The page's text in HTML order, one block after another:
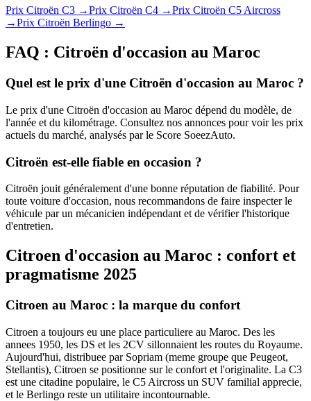
Prix Citroën C3 →Prix Citroën C4 →Prix Citroën C5 Aircross
→Prix Citroën Berlingo →
FAQ : Citroën d'occasion au Maroc
Quel est le prix d'une Citroën d'occasion au Maroc ?
Le prix d'une Citroën d'occasion au Maroc dépend du modèle, de
l'année et du kilométrage. Consultez nos annonces pour voir les prix
actuels du marché, analysés par le Score SoeezAuto.
Citroën est-elle fiable en occasion ?
Citroën jouit généralement d'une bonne réputation de fiabilité. Pour
toute voiture d'occasion, nous recommandons de faire inspecter le
véhicule par un mécanicien indépendant et de vérifier l'historique
d'entretien.
Citroen d'occasion au Maroc : confort et
pragmatisme 2025
Citroen au Maroc : la marque du confort
Citroen a toujours eu une place particuliere au Maroc. Des les
annees 1950, les DS et les 2CV sillonnaient les routes du Royaume.
Aujourd'hui, distribuee par Sopriam (meme groupe que Peugeot,
Stellantis), Citroen se positionne sur le confort et l'originalite. La C3
est une citadine populaire, le C5 Aircross un SUV familial apprecie,
et le Berlingo reste un utilitaire incontournable.